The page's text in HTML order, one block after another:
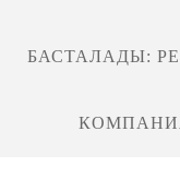
БАСТАЛАДЫ: